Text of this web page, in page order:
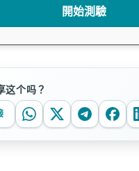
開始測驗
这个吗？